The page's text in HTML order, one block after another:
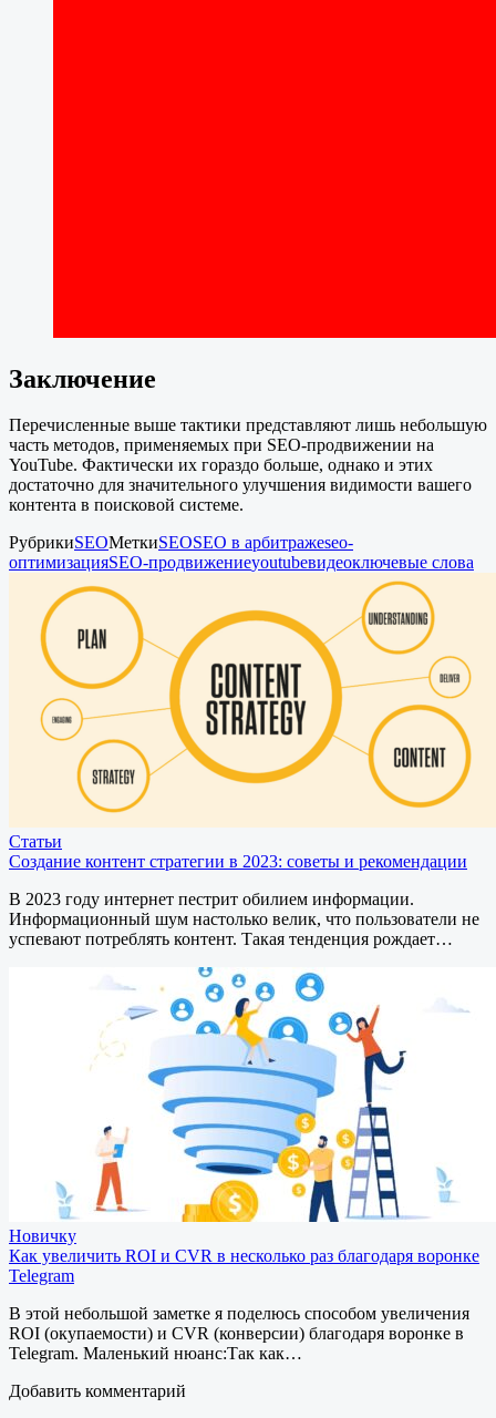
Заключение
Перечисленные выше тактики представляют лишь небольшую
часть методов, применяемых при SEO-продвижении на
YouTube. Фактически их гораздо больше, однако и этих
достаточно для значительного улучшения видимости вашего
контента в поисковой системе.
РубрикиSEOМеткиSEOSEO в арбитражеseo-
оптимизацияSEO-продвижениеyoutubeвидеоключевые слова
Статьи
Создание контент стратегии в 2023: советы и рекомендации
В 2023 году интернет пестрит обилием информации.
Информационный шум настолько велик, что пользователи не
успевают потреблять контент. Такая тенденция рождает…
Новичку
Как увеличить ROI и CVR в несколько раз благодаря воронке
Telegram
В этой небольшой заметке я поделюсь способом увеличения
ROI (окупаемости) и CVR (конверсии) благодаря воронке в
Telegram. Маленький нюанс:Так как…
Добавить комментарий